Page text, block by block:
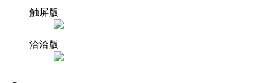
触屏版
洽洽版